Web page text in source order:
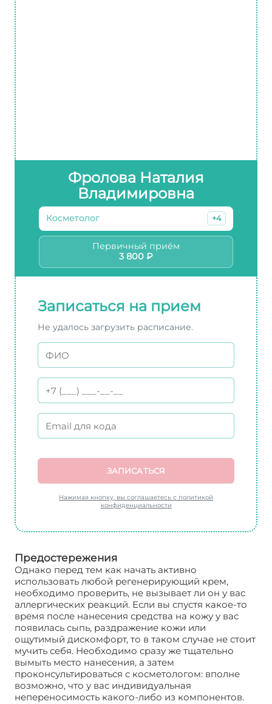
Фролова Наталия
Владимировна
Косметолог +4
Первичный приём
3 800 ₽
Записаться на прием
Не удалось загрузить расписание.
ЗАПИСАТЬСЯ
Нажимая кнопку, вы соглашаетесь с политикой
конфиденциальности
Предостережения
Однако перед тем как начать активно
использовать любой регенерирующий крем,
необходимо проверить, не вызывает ли он у вас
аллергических реакций. Если вы спустя какое-то
время после нанесения средства на кожу у вас
появилась сыпь, раздражение кожи или
ощутимый дискомфорт, то в таком случае не стоит
мучить себя. Необходимо сразу же тщательно
вымыть место нанесения, а затем
проконсультироваться с косметологом: вполне
возможно, что у вас индивидуальная
непереносимость какого-либо из компонентов.